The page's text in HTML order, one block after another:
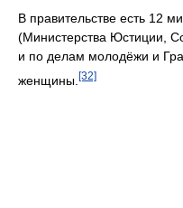
В правительстве есть 12
(Министерства Юстиции,
и по делам молодёжи и
женщины. [32]